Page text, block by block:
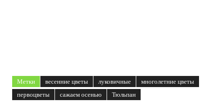
Метки весенние цветы луковичные
многолетние цветы
первоцветы
сажаем осенью Тюльпан